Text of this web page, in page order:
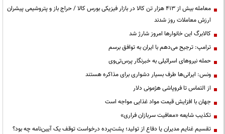
معامله بیش از ۴۱۳ هزار تن کالا در بازار فیزیکی بورس کالا / حراج باز و پتروشیمی پیشران
ارزش معاملات روز شدند
کالابرگ این خانوارها امروز شارژ شد
ترامپ: ترجیح می‌دهم با ایران به توافق برسم
حمله نیروهای اسرائیلی به خبرنگار پرس‌تی‌وی
ونس: ایرانی‌ها طرف بسیار دشواری برای مذاکره هستند
از التماس تا فروپاشی هژمونی دلار
جهان با افزایش قیمت مواد غذایی مواجه است
تکذیب شایعه «معافیت سربازان فراری»
تقسیم غنایم مدیران یا دفاع از تولید؛ پشت‌پرده درخواست توقف یک آیین‌نامه چه بود؟